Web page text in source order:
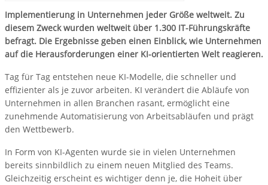
Implementierung in Unternehmen jeder Größe weltweit. Zu
diesem Zweck wurden weltweit über 1.300 IT-Führungskräfte
befragt. Die Ergebnisse geben einen Einblick, wie Unternehmen
auf die Herausforderungen einer KI-orientierten Welt reagieren.
Tag für Tag entstehen neue KI-Modelle, die schneller und
effizienter als je zuvor arbeiten. KI verändert die Abläufe von
Unternehmen in allen Branchen rasant, ermöglicht eine
zunehmende Automatisierung von Arbeitsabläufen und prägt
den Wettbewerb.
In Form von KI-Agenten wurde sie in vielen Unternehmen
bereits sinnbildlich zu einem neuen Mitglied des Teams.
Gleichzeitig erscheint es wichtiger denn je, die Hoheit über